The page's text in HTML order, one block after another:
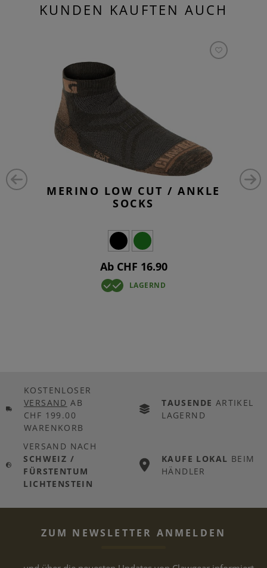
KUNDEN KAUFTEN AUCH
MERINO LOW CUT / ANKLE
SOCKS
Ab CHF 16.90
LAGERND
KOSTENLOSER
VERSAND AB
CHF 199.00
WARENKORB
TAUSENDE ARTIKEL
LAGERND
VERSAND NACH
SCHWEIZ /
FÜRSTENTUM
LICHTENSTEIN
KAUFE LOKAL BEIM
HÄNDLER
ZUM NEWSLETTER ANMELDEN